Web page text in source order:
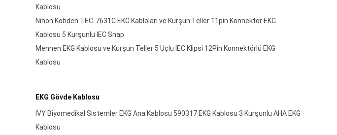
Kablosu
Nihon Kohden TEC-7631C EKG Kabloları ve Kurşun Teller 11pin Konnektör EKG
Kablosu 5 Kurşunlu IEC Snap
Mennen EKG Kablosu ve Kurşun Teller 5 Uçlu IEC Klipsi 12Pin Konnektörlü EKG
Kablosu
EKG Gövde Kablosu
IVY Biyomedikal Sistemler EKG Ana Kablosu 590317 EKG Kablosu 3 Kurşunlu AHA EKG
Kablosu